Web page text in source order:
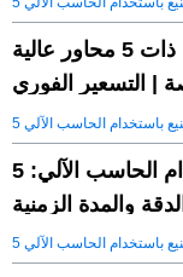
خدمات التصنيع باستخدام الحاسب الآلي ذات 5 محاور عالية
| التسعير الفوري
باستخدام الحاسب الآلي
5 محاور مقابل 3 + 2 محور التصنيع باستخدام الحاسب الآلي:
والمدة الزمنية
باستخدام الحاسب الآلي